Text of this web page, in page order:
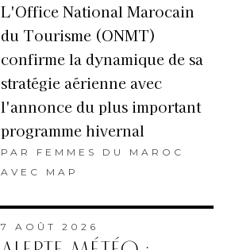
L'Office National Marocain
du Tourisme (ONMT)
confirme la dynamique de sa
stratégie aérienne avec
l'annonce du plus important
programme hivernal
PAR FEMMES DU MAROC
AVEC MAP
7 AOÛT 2026